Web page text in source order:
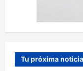
Tu próxima noticia